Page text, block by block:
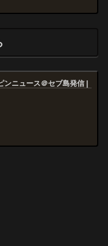
ニュース＠セブ島発信 |